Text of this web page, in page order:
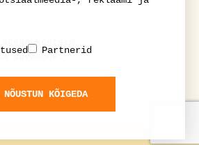
keetsin
suvesöök.
VASTA
Partnerid
NÕUSTUN KÕIGEDA